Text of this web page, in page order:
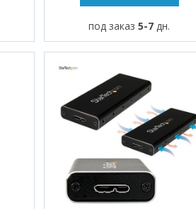
под заказ5-7 дн.